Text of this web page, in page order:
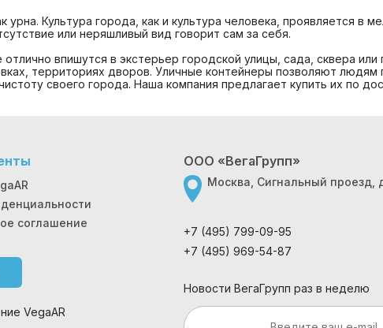
Культура города, как и культура человека, проявляется в
или неряшливый вид говорит сам за себя.
впишутся в экстерьер городской улицы, сада, сквера или
территориях дворов. Уличные контейнеры позволяют людям
своего города. Наша компания предлагает купить их по
соглашение
VegaAR
ООО «ВегаГрупп»
Москва, Сигнальный проезд,
+7 (495) 799-09-95
+7 (495) 969-54-87
Новости ВегаГрупп раз в неделю